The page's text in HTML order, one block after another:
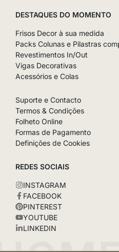
DESTAQUES DO MOMENTO
Frisos Decor à sua medida
Packs Colunas e Pilastras
Revestimentos In/Out
Vigas Decorativas
Acessórios e Colas
Suporte e Contacto
Termos & Condições
Folheto Online
Formas de Pagamento
Definições de Cookies
REDES SOCIAIS
INSTAGRAM
FACEBOOK
PINTEREST
YOUTUBE
LINKEDIN